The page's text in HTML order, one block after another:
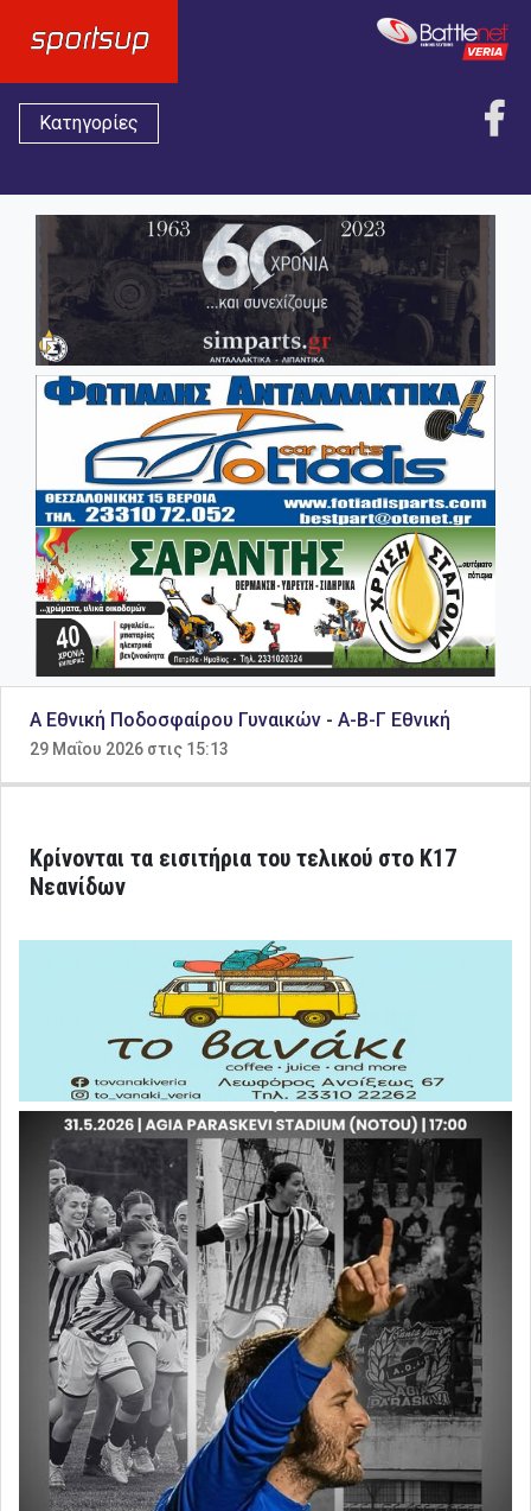
Κατηγορίες
Α Εθνική Ποδοσφαίρου Γυναικών - Α-Β-Γ Εθνική
29 Μαΐου 2026 στις 15:13
Κρίνονται τα εισιτήρια του τελικού στο Κ17
Νεανίδων